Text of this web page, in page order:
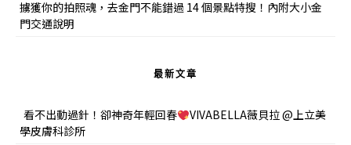
擄獲你的拍照魂，去金門不能錯過 14 個景點特搜！內附大小金
門交通說明
最新文章
看不出動過針！卻神奇年輕回春
VIVABELLA薇貝拉 @上立美
學皮膚科診所